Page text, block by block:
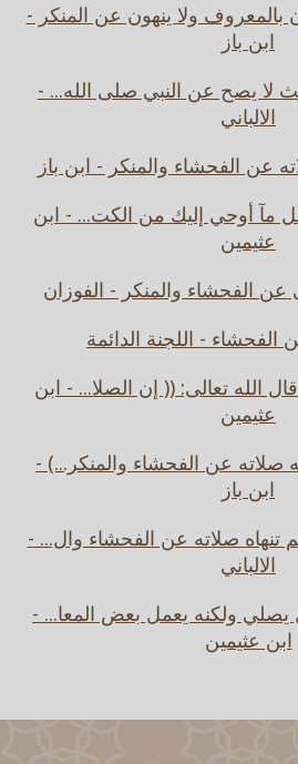
بالمعروف ولا ينهون عن المنكر -
ابن باز
لا يصح عن النبي صلى الله... -
الالباني
عن الفحشاء والمنكر - ابن باز
مآ أوحي إليك من الكت... - ابن
عثيمين
عن الفحشاء والمنكر - الفوزان
الفحشاء - اللجنة الدائمة
الله تعالى: (( إن الصلا... - ابن
عثيمين
صلاته عن الفحشاء والمنكر...) -
ابن باز
صلاته عن الفحشاء وال... -
الالباني
ولكنه يعمل بعض المعا... -
ابن عثيمين